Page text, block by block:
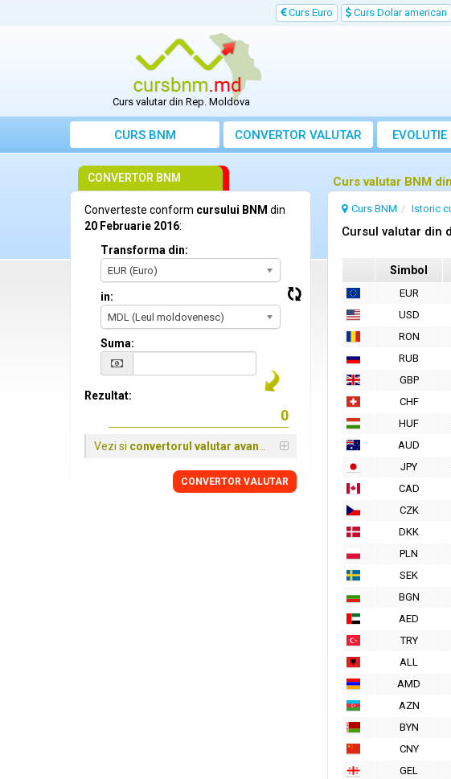
Curs Euro Curs Dolar american
Curs valutar din Rep. Moldova
CURS BNM CONVERTOR VALUTAR
Curs valutar BNM
Curs BNM Istoric
Cursul valutar din
Simbol
EUR
USD
RON
RUB
GBP
CHF
HUF
AUD
JPY
CAD
CZK
DKK
PLN
SEK
BGN
AED
TRY
ALL
AMD
AZN
BYN
CNY
GEL
CONVERTOR BNM
Converteste conform cursului BNM din
20 Februarie 2016:
Transforma din:
EUR (Euro)
in:
MDL (Leul moldovenesc)
Suma:
Rezultat:
Vezi si convertorul valutar avansat
CONVERTOR VALUTAR